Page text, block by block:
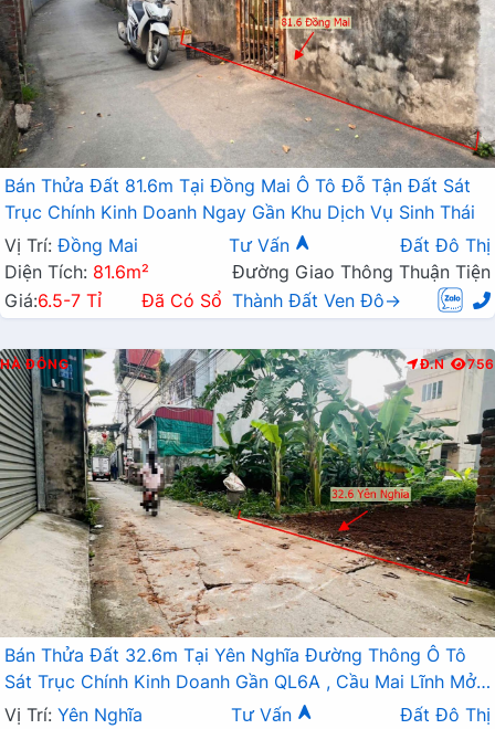
Bán Thửa Đất 81.6m Tại Đồng Mai Ô Tô Đỗ Tận Đất Sát
Trục Chính Kinh Doanh Ngay Gần Khu Dịch Vụ Sinh Thái
Vị Trí: Đồng Mai Tư Vấn
Đất Đô Thị
Diện Tích: 81.6m²
Đường Giao Thông Thuận Tiện
Giá:6.5-7 Tỉ Đã Có Sổ Thành Đất Ven Đô→
HÀ ĐÔNG Đ.N 756
Bán Thửa Đất 32.6m Tại Yên Nghĩa Đường Thông Ô Tô
Sát Trục Chính Kinh Doanh Gần QL6A , Cầu Mai Lĩnh Mở
Rộng
Vị Trí: Yên Nghĩa Tư Vấn
Đất Đô Thị